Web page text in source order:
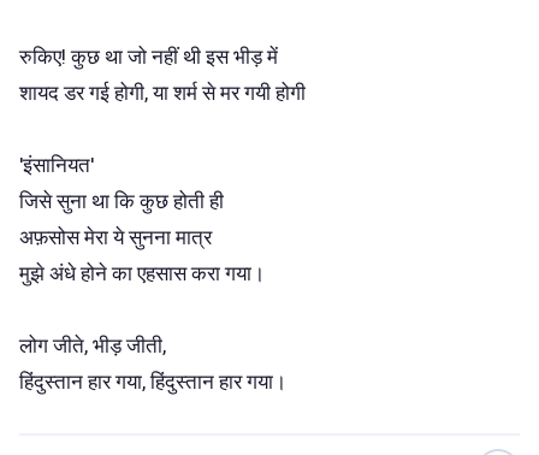
रुकिए! कुछ था जो नहीं थी इस भीड़ में
शायद डर गई होगी, या शर्म से मर गयी होगी
'इंसानियत'
जिसे सुना था कि कुछ होती ही
अफ़सोस मेरा ये सुनना मात्र
मुझे अंधे होने का एहसास करा गया।
लोग जीते, भीड़ जीती,
हिंदुस्तान हार गया, हिंदुस्तान हार गया।